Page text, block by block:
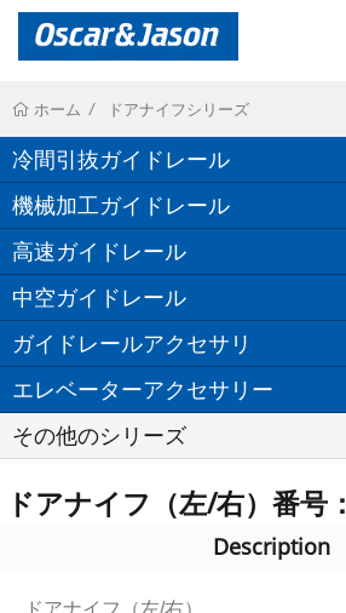
ホーム ドアナイフシリーズ
冷間引抜ガイドレール
機械加工ガイドレール
高速ガイドレール
中空ガイドレール
ガイドレールアクセサリ
エレベーターアクセサリー
その他のシリーズ
ドアナイフ（左/右）番号
Description